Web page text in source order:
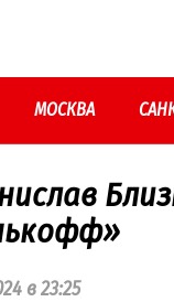
МОСКВА
в 23:25